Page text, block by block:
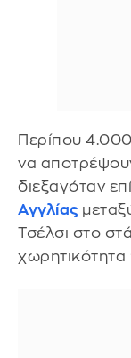
Περίπου
να
διεξαγόταν
Αγγλίας
Τσέλσι στο